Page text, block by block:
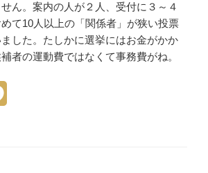
ん。案内の人が２人、受付に３～４
て10人以上の「関係者」が狭い投票
した。たしかに選挙にはお金がかか
者の運動費ではなくて事務費がね。